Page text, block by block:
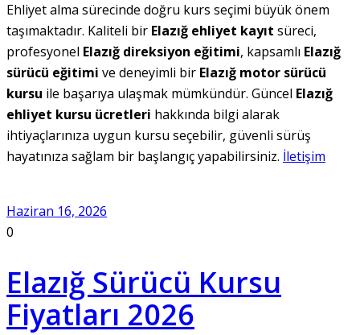
Ehliyet alma sürecinde doğru kurs seçimi büyük önem
taşımaktadır. Kaliteli bir Elazığ ehliyet kayıt süreci,
profesyonel Elazığ direksiyon eğitimi, kapsamlı Elazığ
sürücü eğitimi ve deneyimli bir Elazığ motor sürücü
kursu ile başarıya ulaşmak mümkündür. Güncel Elazığ
ehliyet kursu ücretleri hakkında bilgi alarak
ihtiyaçlarınıza uygun kursu seçebilir, güvenli sürüş
hayatınıza sağlam bir başlangıç yapabilirsiniz. İletişim
Haziran 16, 2026
0
Elazığ Sürücü Kursu
Fiyatları 2026